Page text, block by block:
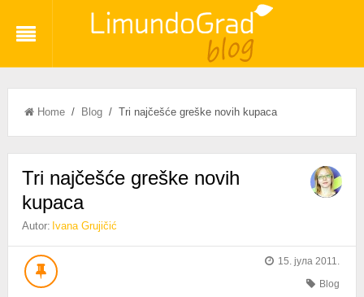
Home/ Blog/ Tri najčešće greške novih kupaca
Tri najčešće greške novih
kupaca
Autor: Ivana Grujičić
15. јула 2011.
Blog